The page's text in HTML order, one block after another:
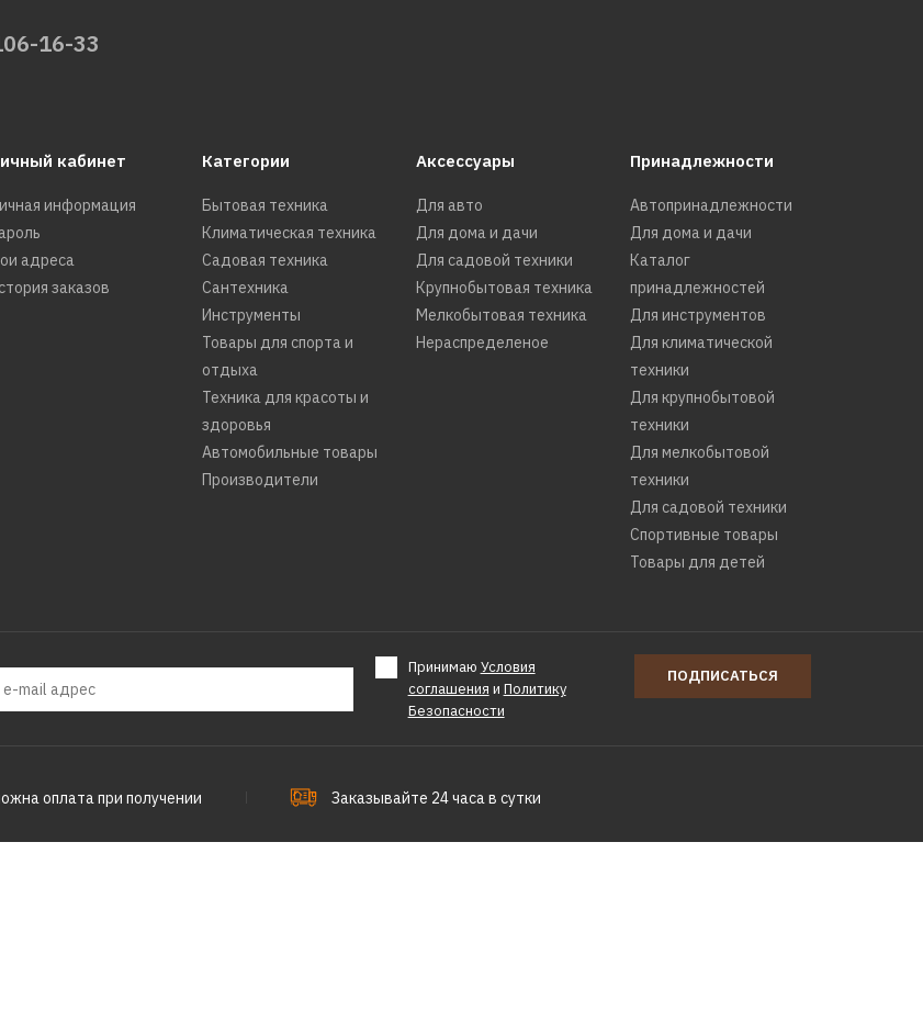
16-33
кабинет
информация
адреса
заказов
Категории
Бытовая техника
Климатическая техника
Садовая техника
Сантехника
Инструменты
Товары для спорта и
отдыха
Техника для красоты и
здоровья
Автомобильные товары
Производители
Аксессуары
Для авто
Для дома и дачи
Для садовой техники
Крупнобытовая техника
Мелкобытовая техника
Нераспределеное
Принадлежности
Автопринадлежности
Для дома и дачи
Каталог
принадлежностей
Для инструментов
Для климатической
техники
Для крупнобытовой
техники
Для мелкобытовой
техники
Для садовой техники
Спортивные товары
Товары для детей
Принимаю Условия
соглашения и Политику
Безопасности
ПОДПИСАТЬСЯ
оплата при получении Заказывайте 24 часа в сутки